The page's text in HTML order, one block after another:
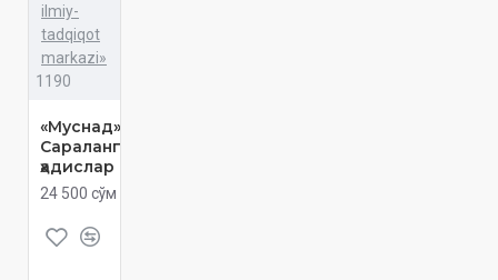
ilmiy-
tadqiqot
markazi»
1190
«Муснад»
Сараланган
ҳадислар
24 500 сўм